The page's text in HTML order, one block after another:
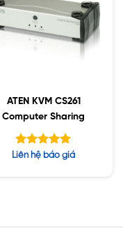
ATEN KVM CS261
Computer Sharing
Được xếp
Liên hệ báo giá